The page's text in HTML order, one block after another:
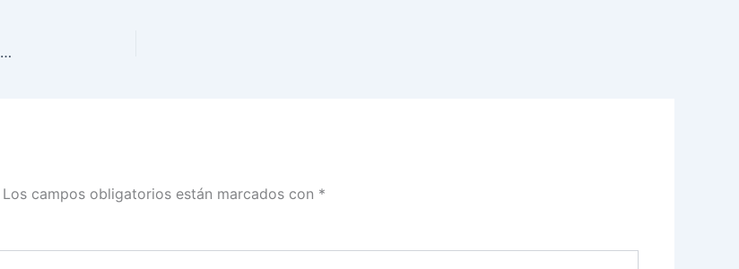
Clausura INE Tercera Reunión Regional de Planeación y Coordinación 2023-2024
Los campos obligatorios están marcados con *